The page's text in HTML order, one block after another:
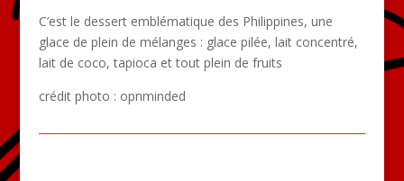
C’est le dessert emblématique des Philippines, une
glace de plein de mélanges : glace pilée, lait concentré,
lait de coco, tapioca et tout plein de fruits
crédit photo : opnminded